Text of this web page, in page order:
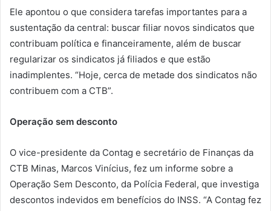
Ele apontou o que considera tarefas importantes para a
sustentação da central: buscar filiar novos sindicatos que
contribuam política e financeiramente, além de buscar
regularizar os sindicatos já filiados e que estão
inadimplentes. “Hoje, cerca de metade dos sindicatos não
contribuem com a CTB”.
Operação sem desconto
O vice-presidente da Contag e secretário de Finanças da
CTB Minas, Marcos Vinícius, fez um informe sobre a
Operação Sem Desconto, da Polícia Federal, que investiga
descontos indevidos em benefícios do INSS. “A Contag fez